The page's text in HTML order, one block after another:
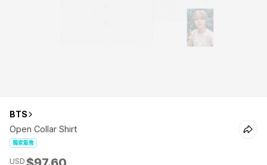
BTS
Open Collar Shirt
獨家販售
USD